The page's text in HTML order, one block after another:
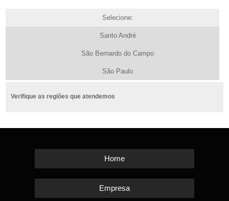
Selecione:
Santo André
São Bernardo do Campo
São Paulo
Verifique as regiões que atendemos
Home
Empresa